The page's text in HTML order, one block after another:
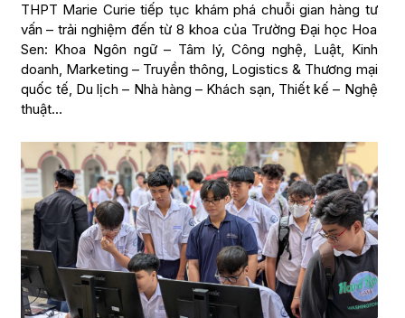
THPT Marie Curie tiếp tục khám phá chuỗi gian hàng tư
vấn – trải nghiệm đến từ 8 khoa của Trường Đại học Hoa
Sen: Khoa Ngôn ngữ – Tâm lý, Công nghệ, Luật, Kinh
doanh, Marketing – Truyền thông, Logistics & Thương mại
quốc tế, Du lịch – Nhà hàng – Khách sạn, Thiết kế – Nghệ
thuật…